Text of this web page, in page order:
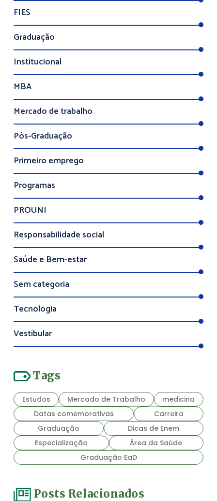
FIES
Graduação
Institucional
MBA
Mercado de trabalho
Pós-Graduação
Primeiro emprego
Programas
PROUNI
Responsabilidade social
Saúde e Bem-estar
Sem categoria
Tecnologia
Vestibular
Tags
Estudos Mercado de Trabalho
medicina
Datas comemorativas
Carreira
Graduação
Dicas de Enem
Especialização
Área da Saúde
Graduação EaD
Posts Relacionados